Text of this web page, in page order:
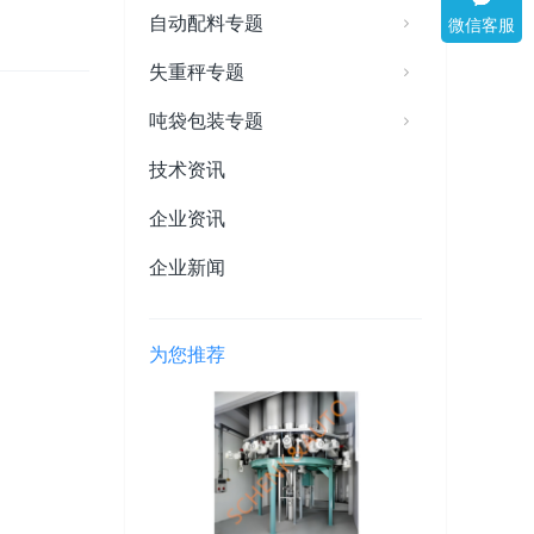
自动配料专题
失重秤专题
吨袋包装专题
技术资讯
企业资讯
企业新闻
为您推荐
微信客服